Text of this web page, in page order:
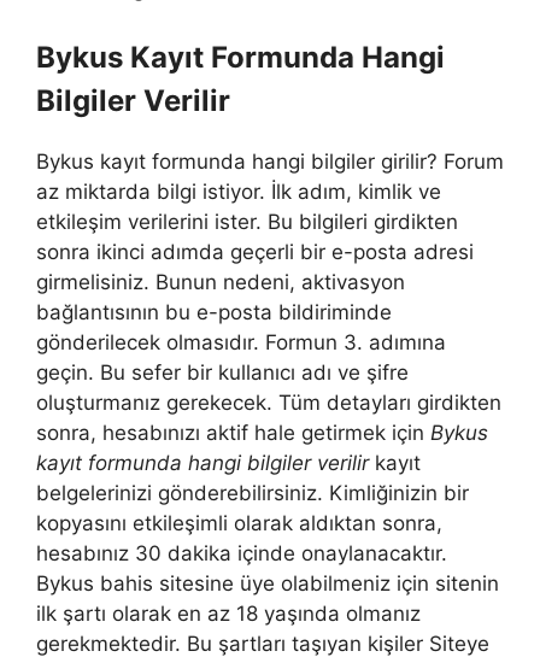
Bykus Kayıt Formunda Hangi
Bilgiler Verilir
Bykus kayıt formunda hangi bilgiler girilir? Forum
az miktarda bilgi istiyor. İlk adım, kimlik ve
etkileşim verilerini ister. Bu bilgileri girdikten
sonra ikinci adımda geçerli bir e-posta adresi
girmelisiniz. Bunun nedeni, aktivasyon
bağlantısının bu e-posta bildiriminde
gönderilecek olmasıdır. Formun 3. adımına
geçin. Bu sefer bir kullanıcı adı ve şifre
oluşturmanız gerekecek. Tüm detayları girdikten
sonra, hesabınızı aktif hale getirmek için Bykus
kayıt formunda hangi bilgiler verilirkayıt
belgelerinizi gönderebilirsiniz. Kimliğinizin bir
kopyasını etkileşimli olarak aldıktan sonra,
hesabınız 30 dakika içinde onaylanacaktır.
Bykus bahis sitesine üye olabilmeniz için sitenin
ilk şartı olarak en az 18 yaşında olmanız
gerekmektedir. Bu şartları taşıyan kişiler Siteye